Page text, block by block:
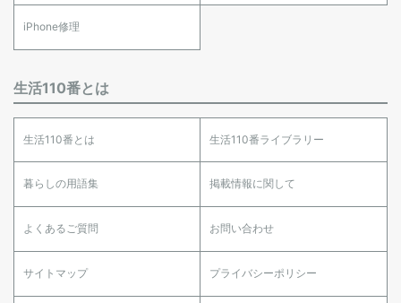
iPhone修理
生活110番とは
生活110番とは 生活110番ライブラリー
暮らしの用語集 掲載情報に関して
よくあるご質問 お問い合わせ
サイトマップ プライバシーポリシー